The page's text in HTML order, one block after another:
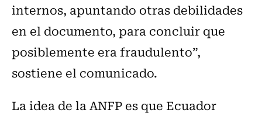
internos, apuntando otras debilidades
en el documento, para concluir que
posiblemente era fraudulento”,
sostiene el comunicado.
La idea de la ANFP es que Ecuador